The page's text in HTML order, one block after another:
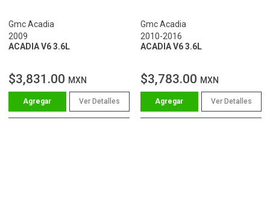
Gmc Acadia
2009
ACADIA V6 3.6L
$3,831.00 MXN
Ver Detalles
Gmc Acadia
2010-2016
ACADIA V6 3.6L
$3,783.00 MXN
Ver Detalles